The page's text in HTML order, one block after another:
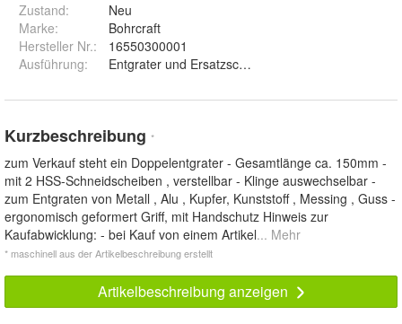
Zustand:
Neu
Marke:
Bohrcraft
Hersteller Nr.:
16550300001
Ausführung: Entgrater und Ersatzschneidscheiben
Kurzbeschreibung *
zum Verkauf steht ein Doppelentgrater - Gesamtlänge ca. 150mm -
mit 2 HSS-Schneidscheiben , verstellbar - Klinge auswechselbar -
zum Entgraten von Metall , Alu , Kupfer, Kunststoff , Messing , Guss -
ergonomisch geformert Griff, mit Handschutz Hinweis zur
Kaufabwicklung: - bei Kauf von einem Artikel... Mehr
* maschinell aus der Artikelbeschreibung erstellt
Artikelbeschreibung anzeigen